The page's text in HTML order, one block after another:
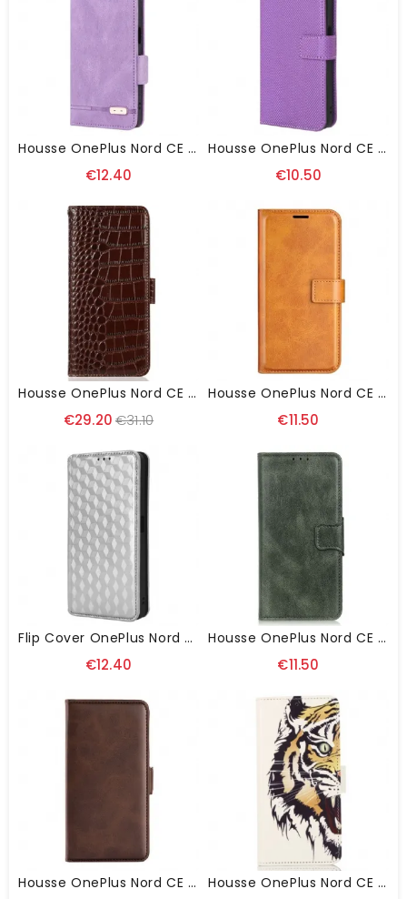
Housse OnePlus Nord CE 3 Lite 5G Vintage
€12.40
Housse OnePlus Nord CE 3 Lite 5G Stylisée
€10.50
Housse OnePlus Nord CE 3 Lite 5G Style Crocodile RFID
€29.20€31.10
Housse OnePlus Nord CE 3 Lite 5G Effet Cuir
€11.50
Flip Cover OnePlus Nord CE 3 Lite 5G Motif 3D
€12.40
Housse OnePlus Nord CE 3 Lite 5G Style Cuir Fermoir Réversible
€11.50
Housse OnePlus Nord CE 3 Lite 5G Sobriété Avec Double Fermoir Housse OnePlus Nord CE 3 Lite 5G Tigre Féroce